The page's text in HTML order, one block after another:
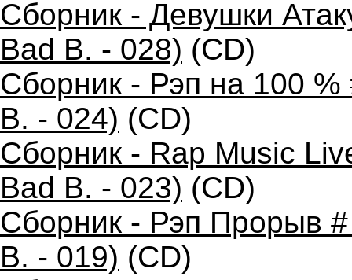
Сборник - Девушки
Bad B. - 028) (CD)
Сборник - Рэп на 100
B. - 024) (CD)
Сборник - Rap Music
Bad B. - 023) (CD)
Сборник - Рэп Прорыв
B. - 019) (CD)